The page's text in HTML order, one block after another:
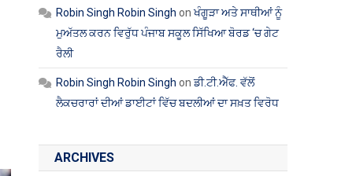
Robin Singh Robin Singh onਖੰਗੂੜਾ ਅਤੇ ਸਾਥੀਆਂ ਨੂੰ
ਮੁਅੱਤਲ ਕਰਨ ਵਿਰੁੱਧ ਪੰਜਾਬ ਸਕੂਲ ਸਿੱਖਿਆ ਬੋਰਡ ‘ਚ ਗੇਟ
ਰੈਲੀ
Robin Singh Robin Singh onਡੀ.ਟੀ.ਐੱਫ. ਵੱਲੋਂ
ਲੈਕਚਰਾਰਾਂ ਦੀਆਂ ਡਾਈਟਾਂ ਵਿੱਚ ਬਦਲੀਆਂ ਦਾ ਸਖ਼ਤ ਵਿਰੋਧ
ARCHIVES